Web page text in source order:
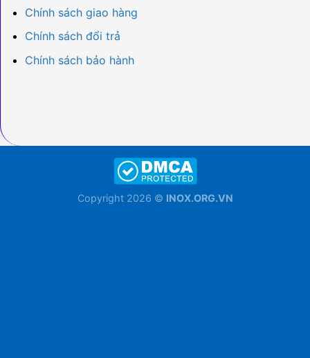
Chính sách giao hàng
Chính sách đổi trả
Chính sách bảo hành
Copyright 2026 © INOX.ORG.VN